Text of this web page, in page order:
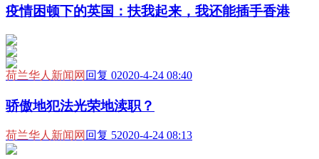
疫情困顿下的英国：扶我起来，我还能插手香港
荷兰华人新闻网 回复 02020-4-24 08:40
骄傲地犯法光荣地渎职？
荷兰华人新闻网 回复 52020-4-24 08:13